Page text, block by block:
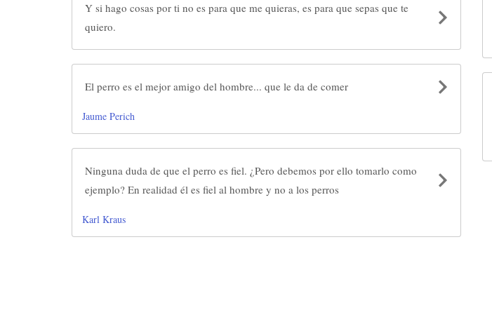
Y si hago cosas por ti no es para que me quieras, es para que sepas que te
quiero.
El perro es el mejor amigo del hombre... que le da de comer
Jaume Perich
Ninguna duda de que el perro es fiel. ¿Pero debemos por ello tomarlo como
ejemplo? En realidad él es fiel al hombre y no a los perros
Karl Kraus